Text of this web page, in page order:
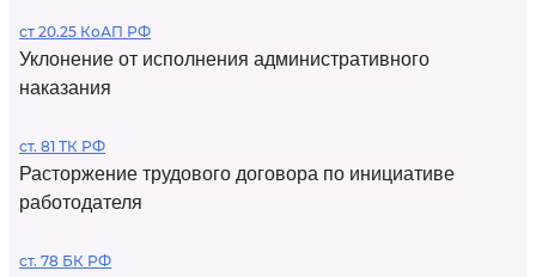
ст 20.25 КоАП РФ
Уклонение от исполнения административного
наказания
ст. 81 ТК РФ
Расторжение трудового договора по инициативе
работодателя
ст. 78 БК РФ